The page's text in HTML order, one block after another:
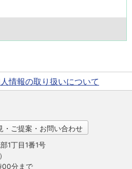
情報の取り扱いについて
・ご提案・お問い合わせ
1丁目1番1号
00分まで